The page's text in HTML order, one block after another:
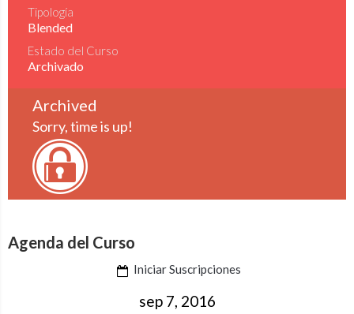
Tipología
Blended
Estado del Curso
Archivado
Archived
Sorry, time is up!
Agenda del Curso
Iniciar Suscripciones
sep 7, 2016